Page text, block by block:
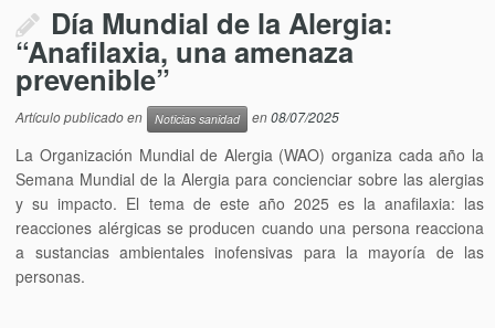
Día Mundial de la Alergia:
“Anafilaxia, una amenaza
prevenible”
Artículo publicado en Noticias sanidad en08/07/2025
La Organización Mundial de Alergia (WAO) organiza cada año la
Semana Mundial de la Alergia para concienciar sobre las alergias
y su impacto. El tema de este año 2025 es la anafilaxia: las
reacciones alérgicas se producen cuando una persona reacciona
a sustancias ambientales inofensivas para la mayoría de las
personas.